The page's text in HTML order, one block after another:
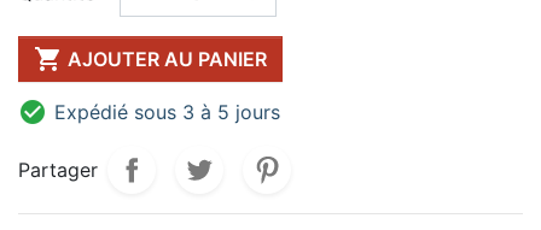
 AJOUTER AU PANIER
 Expédié sous 3 à 5 jours
Partager